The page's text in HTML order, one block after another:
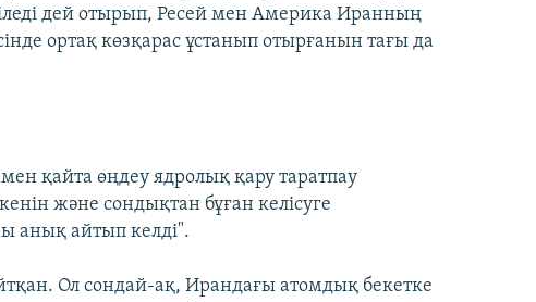
дей отырып, Ресей мен Америка Иранның
ортақ көзқарас ұстанып отырғанын тағы да
қайта өңдеу ядролық қару таратпау
және сондықтан бұған келісуге
анық айтып келді".
Ол сондай-ақ, Ирандағы атомдық бекетке